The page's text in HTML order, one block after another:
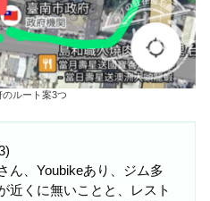
ルート案3つ
ん、Youbikeあり、ジム多
近くに無いことと、レスト